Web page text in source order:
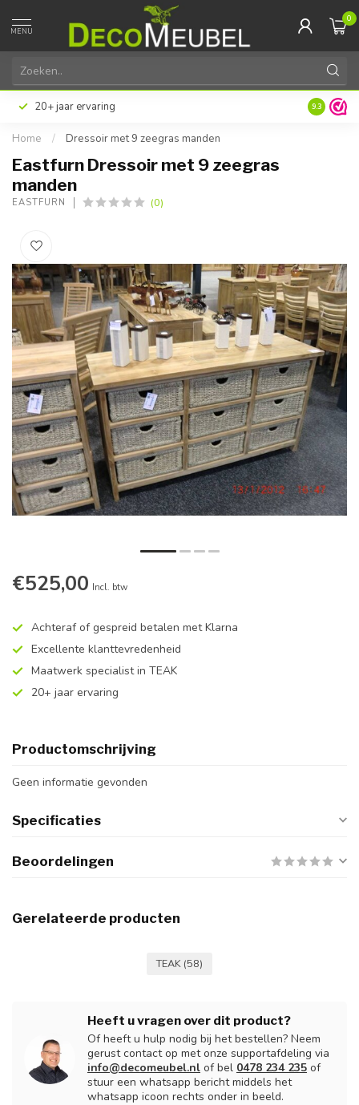
MENU
0
20+ jaar ervaring 9.3
Home / Dressoir met 9 zeegras manden
Eastfurn Dressoir met 9 zeegras
manden
EASTFURN (0)
€525,00 Incl. btw
Achteraf of gespreid betalen met Klarna
Excellente klanttevredenheid
Maatwerk specialist in TEAK
20+ jaar ervaring
Productomschrijving
Geen informatie gevonden
Specificaties
Beoordelingen
Gerelateerde producten
TEAK (58)
Heeft u vragen over dit product?
Of heeft u hulp nodig bij het bestellen? Neem
gerust contact op met onze supportafdeling via
info@decomeubel.nl of bel 0478 234 235 of
stuur een whatsapp bericht middels het
whatsapp icoon rechts onder in beeld.